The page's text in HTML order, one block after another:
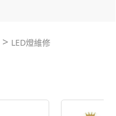
> LED燈維修